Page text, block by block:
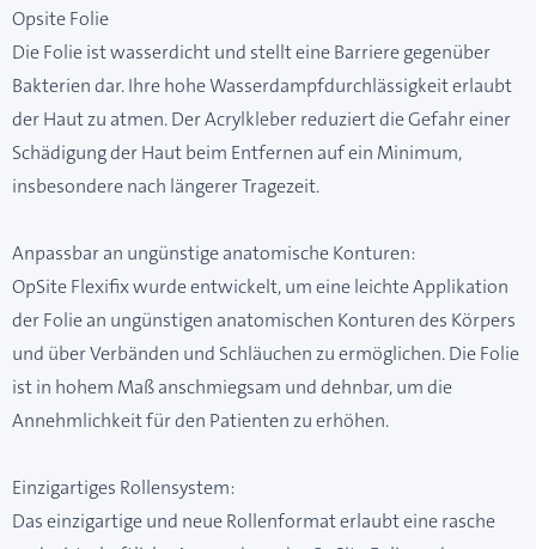
Opsite Folie
Die Folie ist wasserdicht und stellt eine Barriere gegenüber
Bakterien dar. Ihre hohe Wasserdampfdurchlässigkeit erlaubt
der Haut zu atmen. Der Acrylkleber reduziert die Gefahr einer
Schädigung der Haut beim Entfernen auf ein Minimum,
insbesondere nach längerer Tragezeit.
Anpassbar an ungünstige anatomische Konturen:
OpSite Flexifix wurde entwickelt, um eine leichte Applikation
der Folie an ungünstigen anatomischen Konturen des Körpers
und über Verbänden und Schläuchen zu ermöglichen. Die Folie
ist in hohem Maß anschmiegsam und dehnbar, um die
Annehmlichkeit für den Patienten zu erhöhen.
Einzigartiges Rollensystem:
Das einzigartige und neue Rollenformat erlaubt eine rasche